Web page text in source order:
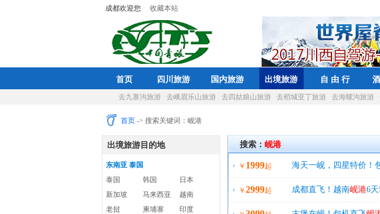
成都欢迎您 收藏本站
首页 四川旅游 国内旅游 出境旅游 自 由 行
去九寨沟旅游 去峨眉乐山旅游 去四姑娘山旅游 去稻城亚丁旅游 去海螺沟旅游
首页-> 搜索关键词：岘港
出境旅游目的地
东南亚 泰国
泰国
韩国
日本
新加坡
马来西亚
越南
老挝
柬埔寨
印度
搜索： 岘港
￥ 1999起 海天一岘，四星特价！
餐，行程包含景点等
￥ 2999起 成都直飞！越南岘港6